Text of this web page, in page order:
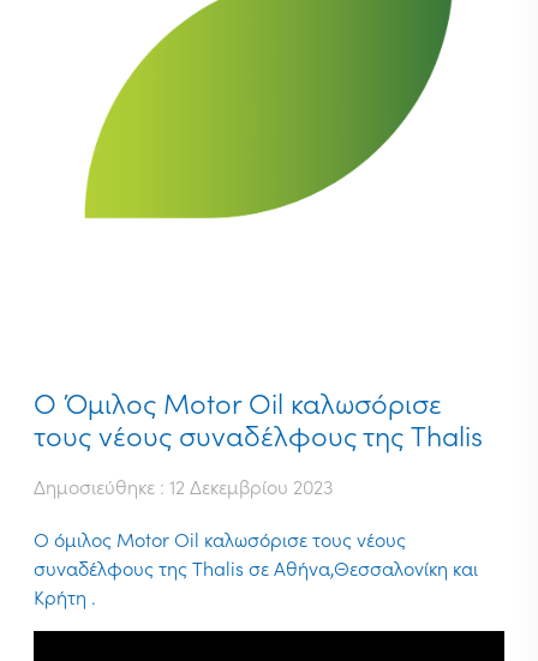
Ο Όμιλος Motor Oil καλωσόρισε
τους νέους συναδέλφους της Thalis
Δημοσιεύθηκε : 12 Δεκεμβρίου 2023
O όμιλος Motor Oil καλωσόρισε τους νέους
συναδέλφους της Thalis σε Αθήνα,Θεσσαλονίκη και
Κρήτη .